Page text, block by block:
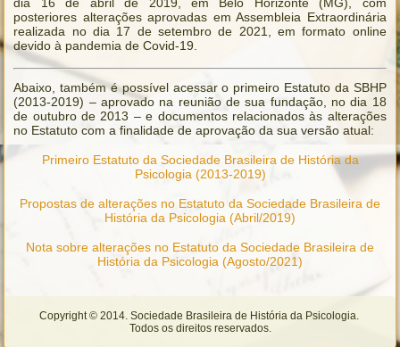
posteriores alterações aprovadas em Assembleia Extraordinária
realizada no dia 17 de setembro de 2021, em formato online
devido à pandemia de Covid-19.
Abaixo, também é possível acessar o primeiro Estatuto da SBHP
(2013-2019) – aprovado na reunião de sua fundação, no dia 18
de outubro de 2013 – e documentos relacionados às alterações
no Estatuto com a finalidade de aprovação da sua versão atual:
Primeiro Estatuto da Sociedade Brasileira de História da
Psicologia (2013-2019)
Propostas de alterações no Estatuto da Sociedade Brasileira de
História da Psicologia (Abril/2019)
Nota sobre alterações no Estatuto da Sociedade Brasileira de
História da Psicologia (Agosto/2021)
Copyright © 2014. Sociedade Brasileira de História da Psicologia.
Todos os direitos reservados.